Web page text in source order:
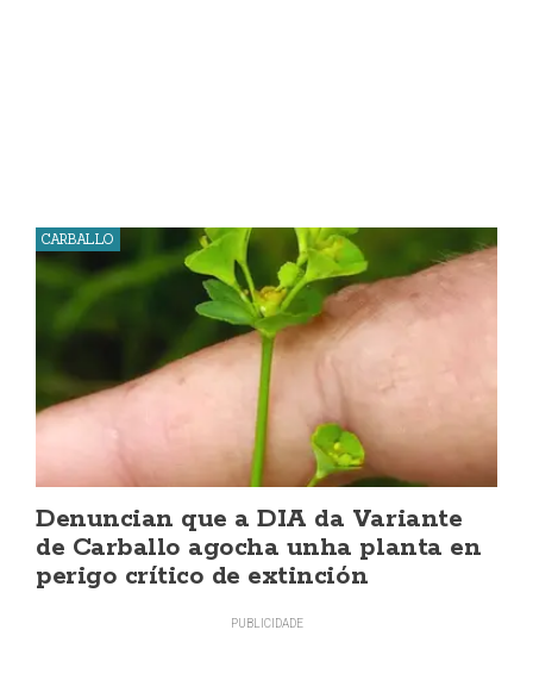
CARBALLO
Denuncian que a DIA da Variante
de Carballo agocha unha planta en
perigo crítico de extinción